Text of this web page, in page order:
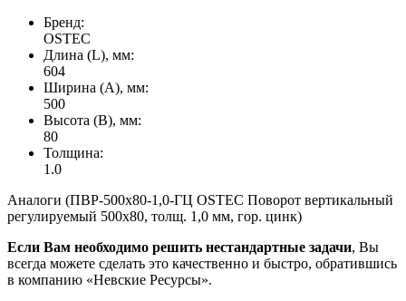
Бренд:
OSTEC
Длина (L), мм:
604
Ширина (А), мм:
500
Высота (В), мм:
80
Толщина:
1.0
Аналоги (ПВР-500х80-1,0-ГЦ OSTEC Поворот вертикальный
регулируемый 500х80, толщ. 1,0 мм, гор. цинк)
Если Вам необходимо решить нестандартные задачи, Вы
всегда можете сделать это качественно и быстро, обратившись
в компанию «Невские Ресурсы».